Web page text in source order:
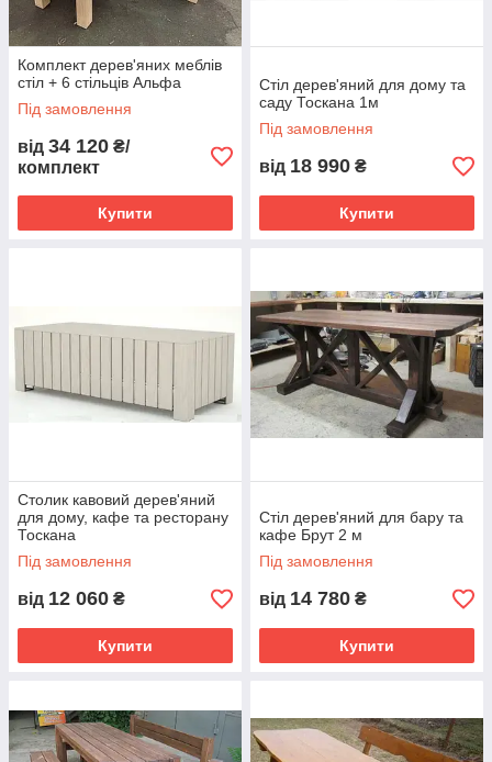
Комплект дерев'яних меблів
стіл + 6 стільців Альфа
Під замовлення
від 34 120 ₴/
комплект
Купити
Стіл дерев'яний для дому та
саду Тоскана 1м
Під замовлення
від 18 990 ₴
Купити
Столик кавовий дерев'яний
для дому, кафе та ресторану
Тоскана
Під замовлення
від 12 060 ₴
Купити
Стіл дерев'яний для бару та
кафе Брут 2 м
Під замовлення
від 14 780 ₴
Купити